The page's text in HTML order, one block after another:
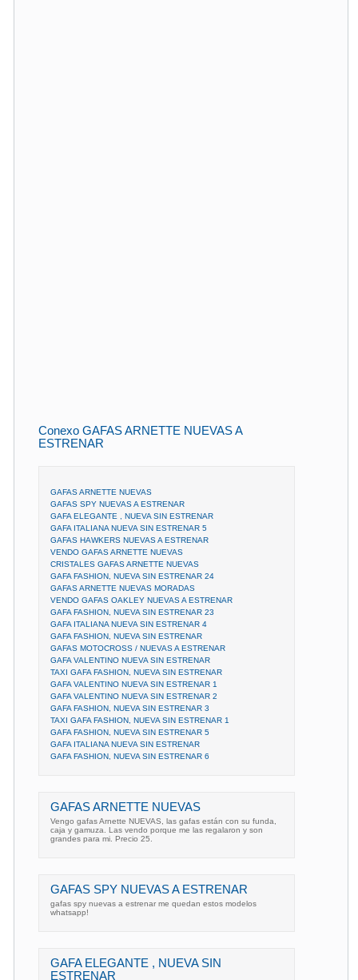
Conexo GAFAS ARNETTE NUEVAS A
ESTRENAR
GAFAS ARNETTE NUEVAS
GAFAS SPY NUEVAS A ESTRENAR
GAFA ELEGANTE , NUEVA SIN ESTRENAR
GAFA ITALIANA NUEVA SIN ESTRENAR 5
GAFAS HAWKERS NUEVAS A ESTRENAR
VENDO GAFAS ARNETTE NUEVAS
CRISTALES GAFAS ARNETTE NUEVAS
GAFA FASHION, NUEVA SIN ESTRENAR 24
GAFAS ARNETTE NUEVAS MORADAS
VENDO GAFAS OAKLEY NUEVAS A ESTRENAR
GAFA FASHION, NUEVA SIN ESTRENAR 23
GAFA ITALIANA NUEVA SIN ESTRENAR 4
GAFA FASHION, NUEVA SIN ESTRENAR
GAFAS MOTOCROSS / NUEVAS A ESTRENAR
GAFA VALENTINO NUEVA SIN ESTRENAR
TAXI GAFA FASHION, NUEVA SIN ESTRENAR
GAFA VALENTINO NUEVA SIN ESTRENAR 1
GAFA VALENTINO NUEVA SIN ESTRENAR 2
GAFA FASHION, NUEVA SIN ESTRENAR 3
TAXI GAFA FASHION, NUEVA SIN ESTRENAR 1
GAFA FASHION, NUEVA SIN ESTRENAR 5
GAFA ITALIANA NUEVA SIN ESTRENAR
GAFA FASHION, NUEVA SIN ESTRENAR 6
GAFAS ARNETTE NUEVAS
Vengo gafas Arnette NUEVAS, las gafas están con su funda,
caja y gamuza. Las vendo porque me las regalaron y son
grandes para mi. Precio 25.
GAFAS SPY NUEVAS A ESTRENAR
gafas spy nuevas a estrenar me quedan estos modelos
whatsapp!
GAFA ELEGANTE , NUEVA SIN
ESTRENAR